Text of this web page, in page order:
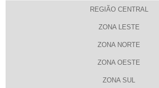
REGIÃO CENTRAL
ZONA LESTE
ZONA NORTE
ZONA OESTE
ZONA SUL